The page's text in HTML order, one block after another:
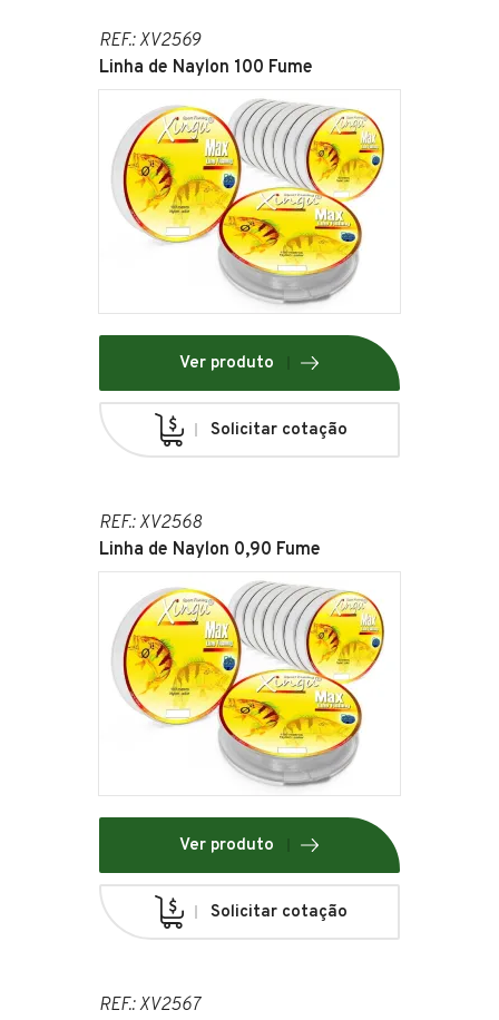
REF.: XV2569
Linha de Naylon 100 Fume
Ver produto
Solicitar cotação
REF.: XV2568
Linha de Naylon 0,90 Fume
Ver produto
Solicitar cotação
REF.: XV2567